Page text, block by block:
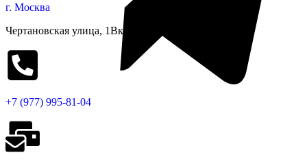
г. Москва
Чертановская улица, 1Вк1
+7 (977) 995-81-04